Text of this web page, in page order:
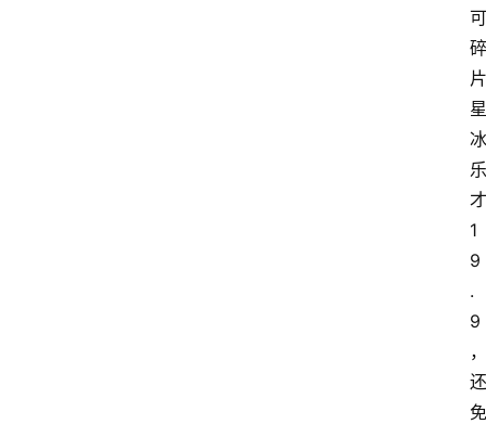
可
碎
片
星
冰
乐
才
1
9
.
9
，
还
免